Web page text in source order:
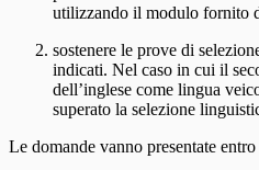
utilizzando il modulo fornito
sostenere le prove di
indicati. Nel caso in cui il
dell’inglese come lingua
superato la selezione
Le domande vanno presentate